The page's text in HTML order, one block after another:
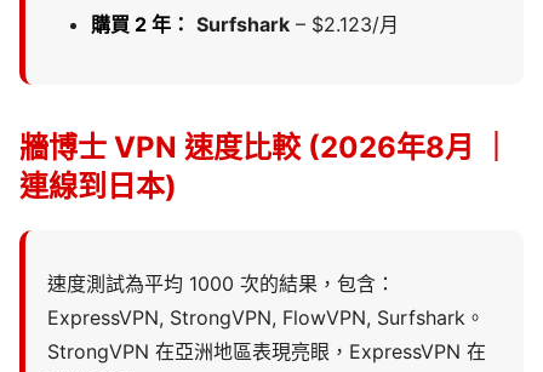
購買 2 年： Surfshark – $2.123/月
牆博士 VPN 速度比較 (2026年8月 ｜
連線到日本)
速度測試為平均 1000 次的結果，包含：
ExpressVPN, StrongVPN, FlowVPN, Surfshark。
StrongVPN 在亞洲地區表現亮眼，ExpressVPN 在